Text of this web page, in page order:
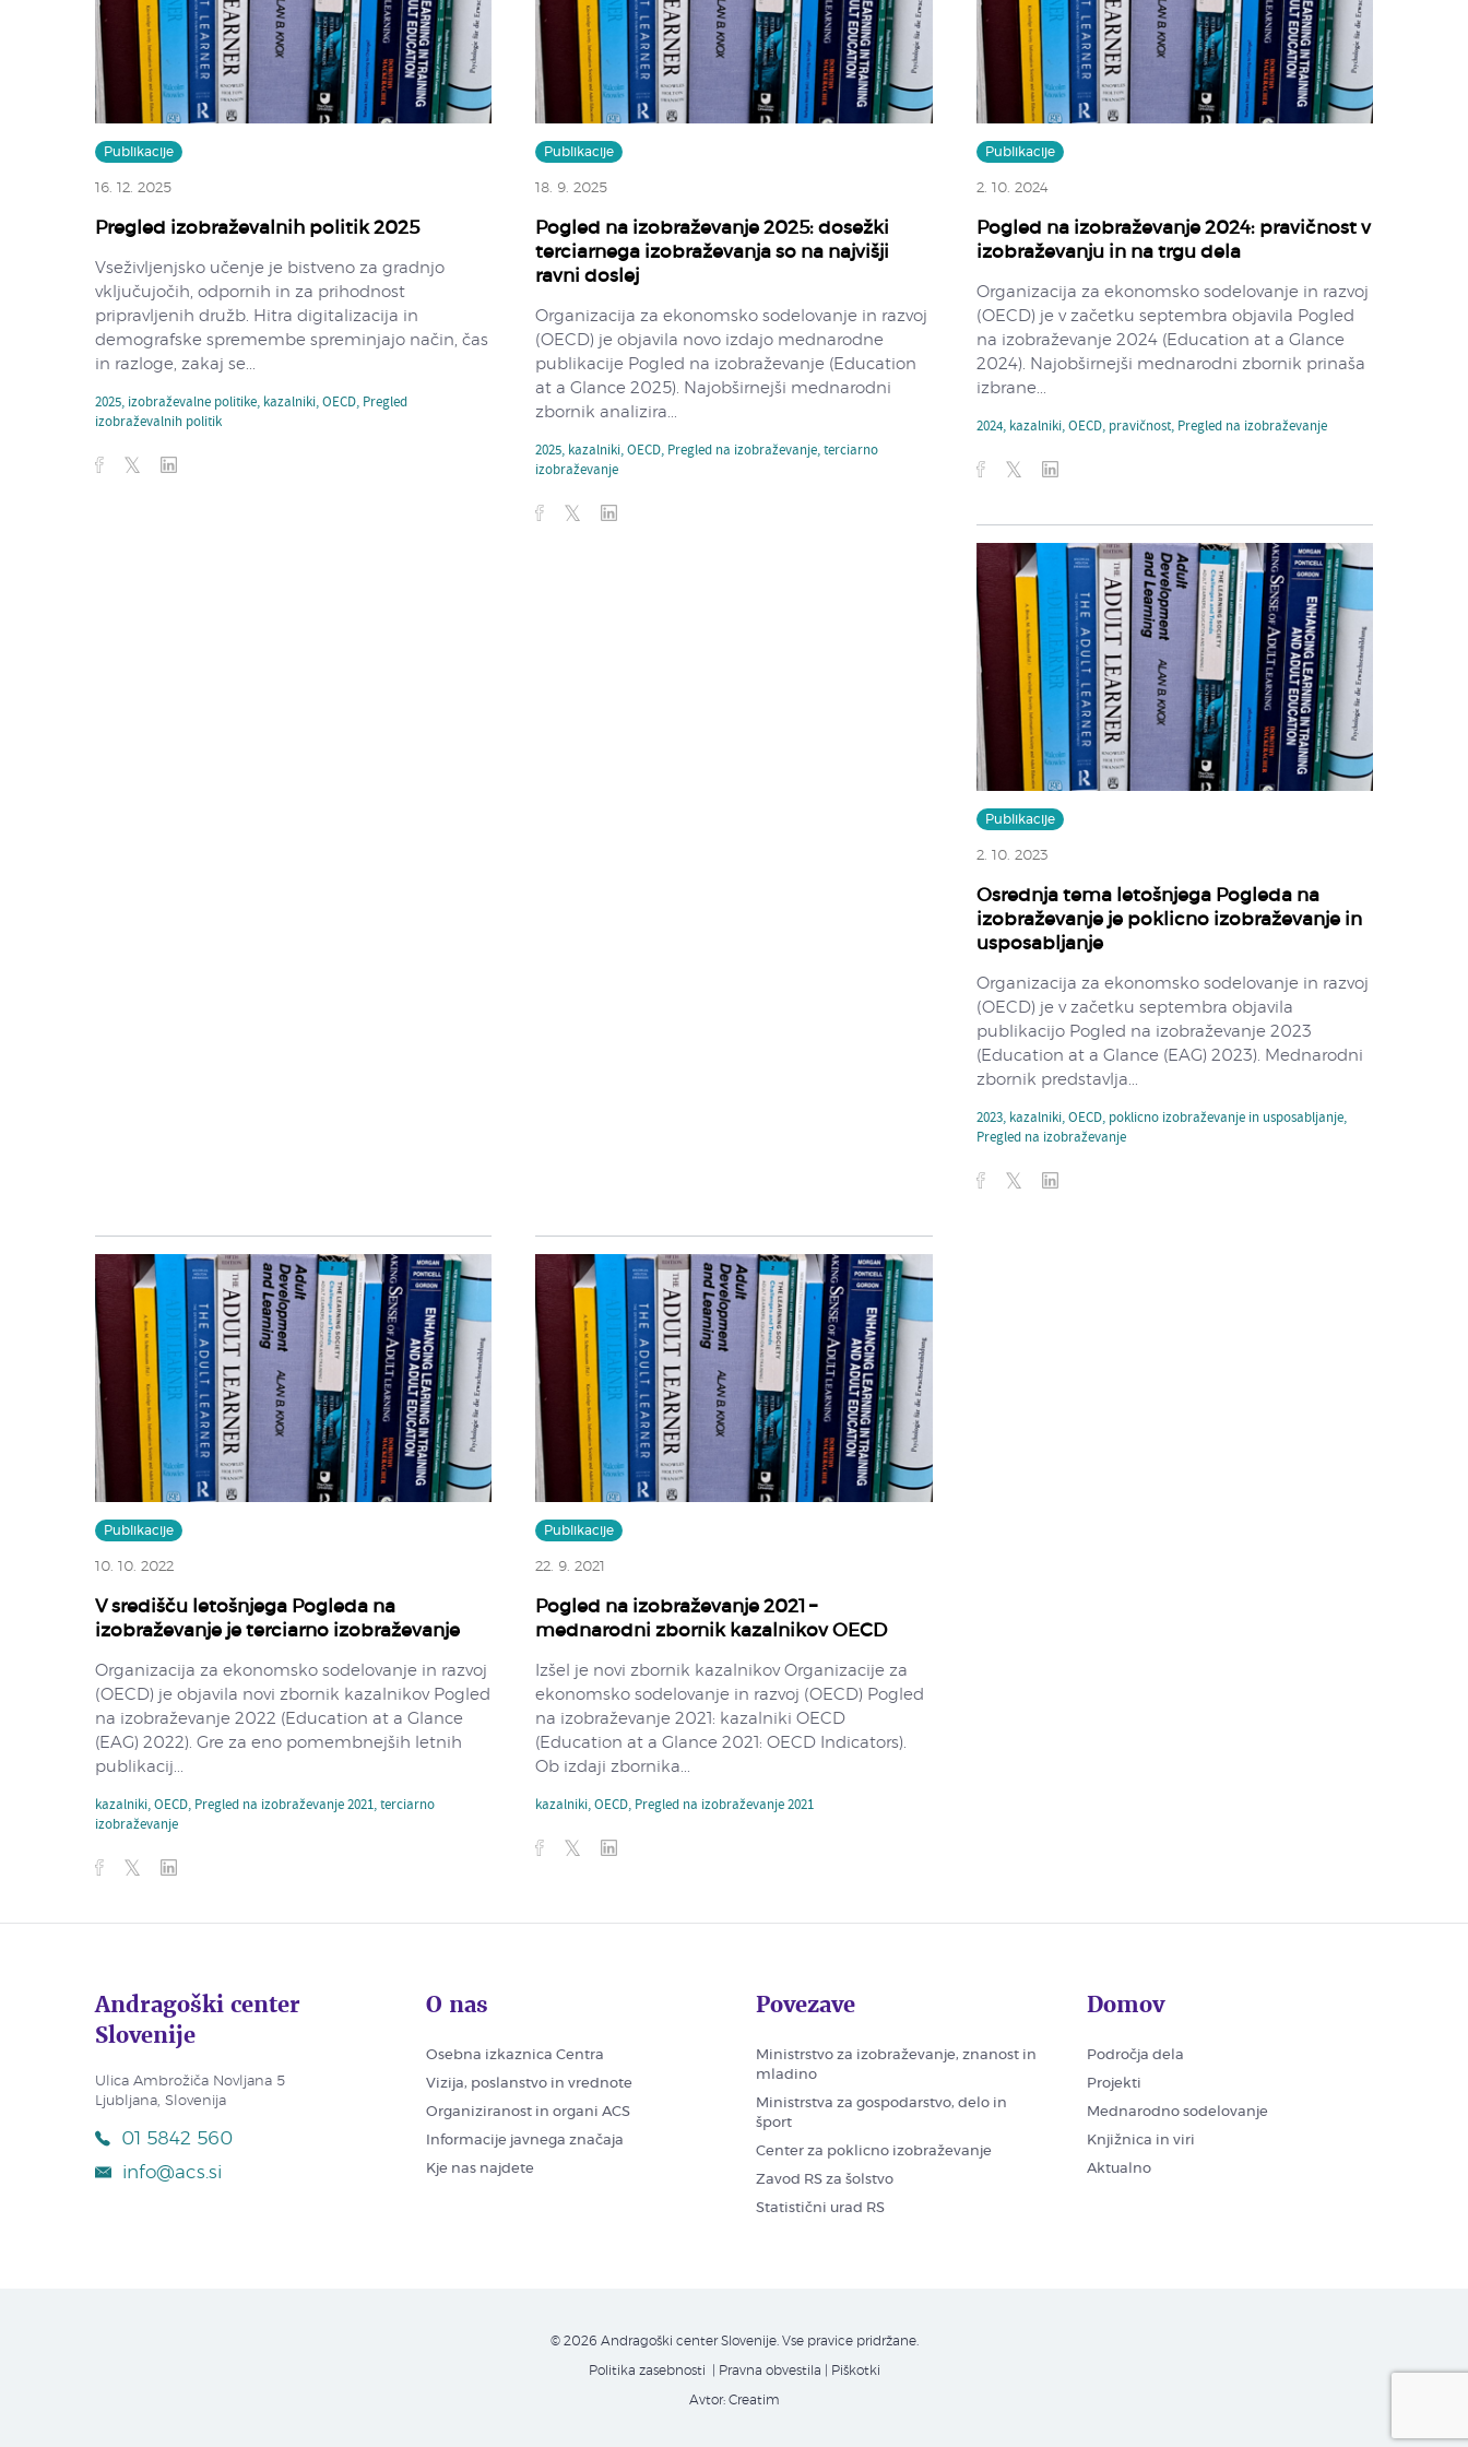
Publikacije
16. 12. 2025
Pregled izobraževalnih politik 2025
Vseživljenjsko učenje je bistveno za gradnjo
vključujočih, odpornih in za prihodnost
pripravljenih družb. Hitra digitalizacija in
demografske spremembe spreminjajo način, čas
in razloge, zakaj se...
2025, izobraževalne politike, kazalniki,OECD, Pregled
izobraževalnih politik
Publikacije
18. 9. 2025
Pogled na izobraževanje 2025: dosežki
terciarnega izobraževanja so na najvišji
ravni doslej
Organizacija za ekonomsko sodelovanje in razvoj
(OECD) je objavila novo izdajo mednarodne
publikacije Pogled na izobraževanje (Education
at a Glance 2025). Najobširnejši mednarodni
zbornik analizira...
2025, kazalniki,OECD, Pregled na izobraževanje,terciarno
izobraževanje
Publikacije
2. 10. 2024
Pogled na izobraževanje 2024: pravičnost v
izobraževanju in na trgu dela
Organizacija za ekonomsko sodelovanje in razvoj
(OECD) je v začetku septembra objavila Pogled
na izobraževanje 2024 (Education at a Glance
2024). Najobširnejši mednarodni zbornik prinaša
izbrane...
2024, kazalniki,OECD, pravičnost, Pregled na izobraževanje
Publikacije
2. 10. 2023
Osrednja tema letošnjega Pogleda na
izobraževanje je poklicno izobraževanje in
usposabljanje
Organizacija za ekonomsko sodelovanje in razvoj
(OECD) je v začetku septembra objavila
publikacijo Pogled na izobraževanje 2023
(Education at a Glance (EAG) 2023). Mednarodni
zbornik predstavlja...
2023, kazalniki,OECD, poklicno izobraževanje in usposabljanje,
Pregled na izobraževanje
Publikacije
10. 10. 2022
V središču letošnjega Pogleda na
izobraževanje je terciarno izobraževanje
Organizacija za ekonomsko sodelovanje in razvoj
(OECD) je objavila novi zbornik kazalnikov Pogled
na izobraževanje 2022 (Education at a Glance
(EAG) 2022). Gre za eno pomembnejših letnih
publikacij...
kazalniki,OECD, Pregled na izobraževanje 2021,terciarno
izobraževanje
Publikacije
22. 9. 2021
Pogled na izobraževanje 2021 –
mednarodni zbornik kazalnikov OECD
Izšel je novi zbornik kazalnikov Organizacije za
ekonomsko sodelovanje in razvoj (OECD) Pogled
na izobraževanje 2021: kazalniki OECD
(Education at a Glance 2021: OECD Indicators).
Ob izdaji zbornika...
kazalniki,OECD, Pregled na izobraževanje 2021
Andragoški center
Slovenije
Ulica Ambrožiča Novljana 5
Ljubljana, Slovenija
01 5842 560
info@acs.si
O nas
Osebna izkaznica Centra
Vizija, poslanstvo in vrednote
Organiziranost in organi ACS
Informacije javnega značaja
Kje nas najdete
Povezave
Ministrstvo za izobraževanje, znanost in
mladino
Ministrstva za gospodarstvo, delo in
šport
Center za poklicno izobraževanje
Zavod RS za šolstvo
Statistični urad RS
Domov
Področja dela
Projekti
Mednarodno sodelovanje
Knjižnica in viri
Aktualno
© 2026 Andragoški center Slovenije. Vse pravice pridržane.
Politika zasebnosti | Pravna obvestila Piškotki
Avtor: Creatim